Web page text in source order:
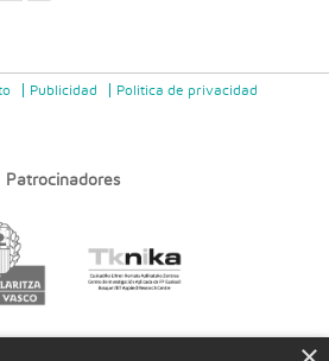
Publicidad Politica de privacidad
Patrocinadores